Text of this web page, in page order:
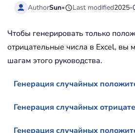
AuthorSun• Last modified2025-
Чтобы генерировать только
отрицательные числа в Excel, вы
шагам этого руководства.
Генерация случайных
Генерация случайных
Генерация случайных